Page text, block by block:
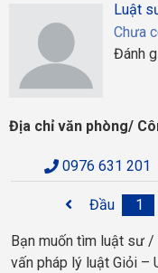
Luật
Chưa
Đánh
Địa chỉ văn phòng/
0976 631 201
Đầu 1
Bạn muốn tìm luật sư
vấn pháp lý luật Giỏi –